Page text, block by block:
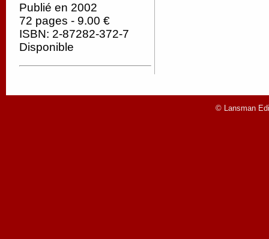
Publié en 2002
72 pages - 9.00 €
ISBN: 2-87282-372-7
Disponible
© Lansman